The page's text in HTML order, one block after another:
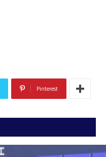
Pinterest